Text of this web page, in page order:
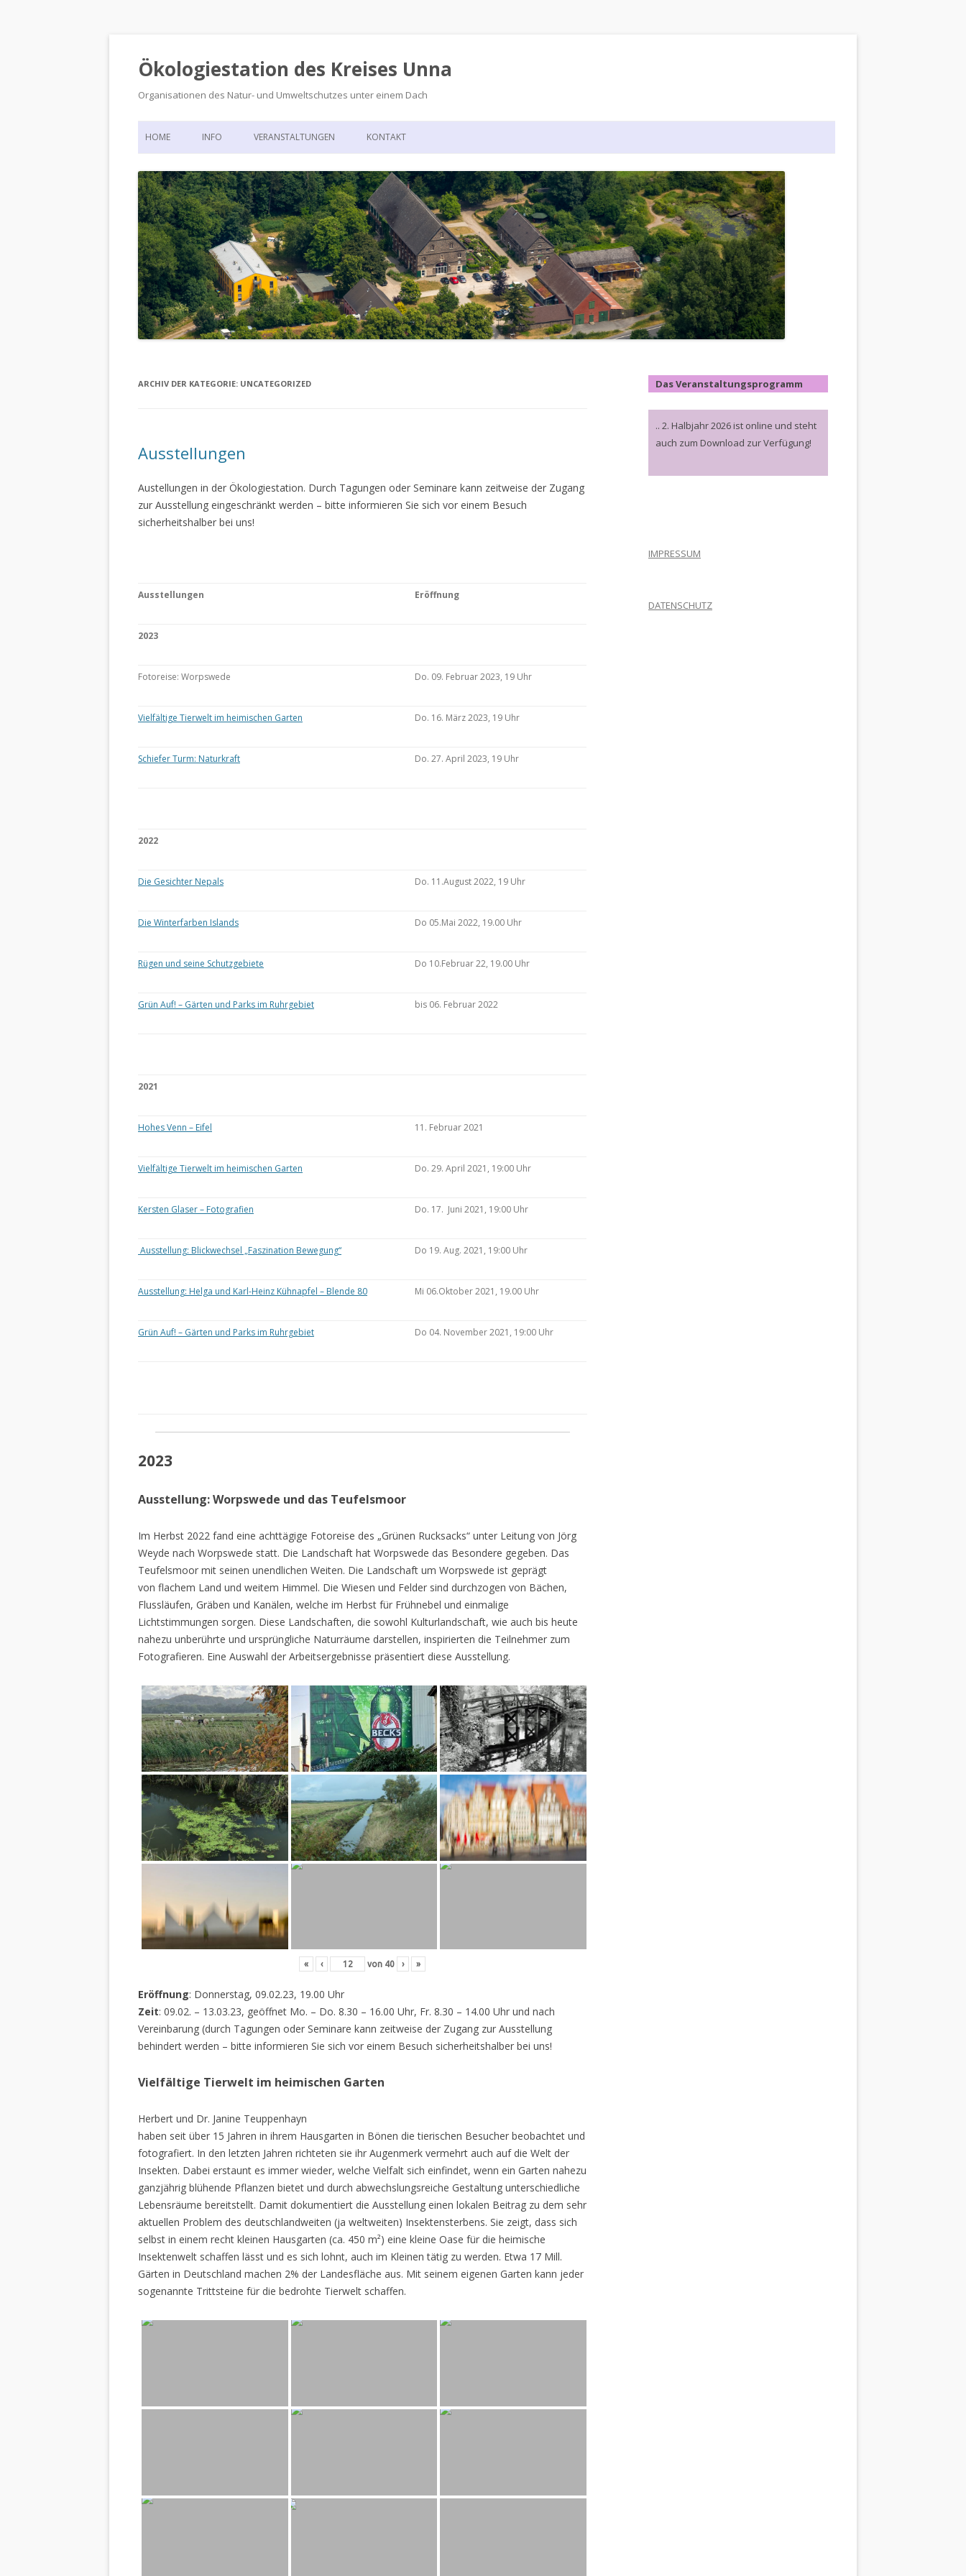
Ökologiestation des Kreises Unna
Organisationen des Natur- und Umweltschutzes unter einem Dach
Zum
HOME INFO
DIE ÖKOLOGIESTATION – FAST
900 JAHRE VORGESCHICHTE
VERANSTALTUNGEN KONTAKT
ARCHIV DER KATEGORIE: UNCATEGORIZED
Ausstellungen
Austellungen in der Ökologiestation. Durch Tagungen oder Seminare kann zeitweise der Zugang
zur Ausstellung eingeschränkt werden – bitte informieren Sie sich vor einem Besuch
sicherheitshalber bei uns!
Ausstellungen Eröffnung
2023
Fotoreise: Worpswede Do. 09. Februar 2023, 19 Uhr
Vielfältige Tierwelt im heimischen Garten Do. 16. März 2023, 19 Uhr
Schiefer Turm: Naturkraft Do. 27. April 2023, 19 Uhr
2022
Die Gesichter Nepals Do. 11.August 2022, 19 Uhr
Die Winterfarben Islands Do 05.Mai 2022, 19.00 Uhr
Rügen und seine Schutzgebiete Do 10.Februar 22, 19.00 Uhr
Grün Auf! – Gärten und Parks im Ruhrgebiet bis 06. Februar 2022
2021
Hohes Venn – Eifel 11. Februar 2021
Vielfältige Tierwelt im heimischen Garten Do. 29. April 2021, 19:00 Uhr
Kersten Glaser – Fotografien Do. 17. Juni 2021, 19:00 Uhr
Ausstellung: Blickwechsel „Faszination Bewegung“ Do 19. Aug. 2021, 19:00 Uhr
Ausstellung: Helga und Karl-Heinz Kühnapfel – Blende 80 Mi 06.Oktober 2021, 19.00 Uhr
Grün Auf! – Gärten und Parks im Ruhrgebiet Do 04. November 2021, 19:00 Uhr
2023
Ausstellung: Worpswede und das Teufelsmoor
Im Herbst 2022 fand eine achttägige Fotoreise des „Grünen Rucksacks“ unter Leitung von Jörg
Weyde nach Worpswede statt. Die Landschaft hat Worpswede das Besondere gegeben. Das
Teufelsmoor mit seinen unendlichen Weiten. Die Landschaft um Worpswede ist geprägt
von flachem Land und weitem Himmel. Die Wiesen und Felder sind durchzogen von Bächen,
Flussläufen, Gräben und Kanälen, welche im Herbst für Frühnebel und einmalige
Lichtstimmungen sorgen. Diese Landschaften, die sowohl Kulturlandschaft, wie auch bis heute
nahezu unberührte und ursprüngliche Naturräume darstellen, inspirierten die Teilnehmer zum
Fotografieren. Eine Auswahl der Arbeitsergebnisse präsentiert diese Ausstellung.
« ‹ von 40 › »
Eröffnung: Donnerstag, 09.02.23, 19.00 Uhr
Zeit: 09.02. – 13.03.23, geöffnet Mo. – Do. 8.30 – 16.00 Uhr, Fr. 8.30 – 14.00 Uhr und nach
Vereinbarung (durch Tagungen oder Seminare kann zeitweise der Zugang zur Ausstellung
behindert werden – bitte informieren Sie sich vor einem Besuch sicherheitshalber bei uns!
Vielfältige Tierwelt im heimischen Garten
Herbert und Dr. Janine Teuppenhayn
haben seit über 15 Jahren in ihrem Hausgarten in Bönen die tierischen Besucher beobachtet und
fotografiert. In den letzten Jahren richteten sie ihr Augenmerk vermehrt auch auf die Welt der
Insekten. Dabei erstaunt es immer wieder, welche Vielfalt sich einfindet, wenn ein Garten nahezu
ganzjährig blühende Pflanzen bietet und durch abwechslungsreiche Gestaltung unterschiedliche
Lebensräume bereitstellt. Damit dokumentiert die Ausstellung einen lokalen Beitrag zu dem sehr
aktuellen Problem des deutschlandweiten (ja weltweiten) Insektensterbens. Sie zeigt, dass sich
selbst in einem recht kleinen Hausgarten (ca. 450 m²) eine kleine Oase für die heimische
Insektenwelt schaffen lässt und es sich lohnt, auch im Kleinen tätig zu werden. Etwa 17 Mill.
Gärten in Deutschland machen 2% der Landesfläche aus. Mit seinem eigenen Garten kann jeder
sogenannte Trittsteine für die bedrohte Tierwelt schaffen.
Das Veranstaltungsprogramm
.. 2. Halbjahr 2026 ist online und steht
auch zum Download zur Verfügung!
IMPRESSUM
DATENSCHUTZ